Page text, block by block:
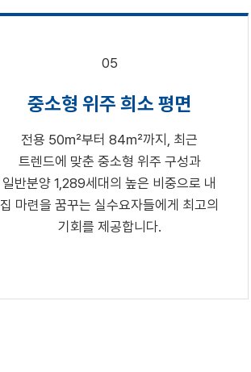
05
중소형 위주 희소 평면
전용 50㎡부터 84㎡까지, 최근
트렌드에 맞춘 중소형 위주 구성과
일반분양 1,289세대의 높은 비중으로 내
집 마련을 꿈꾸는 실수요자들에게 최고의
기회를 제공합니다.